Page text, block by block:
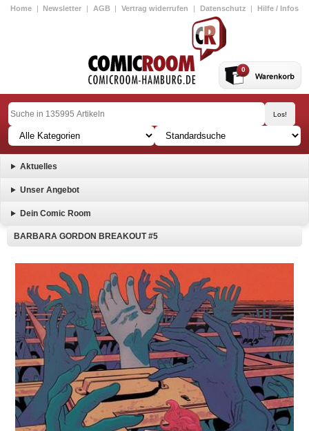
Home | Newsletter | AGB | Vertrag widerrufen | Datenschutz | Hilfe / Infos
0
Aktuelles
Unser Angebot
Dein Comic Room
BARBARA GORDON BREAKOUT #5